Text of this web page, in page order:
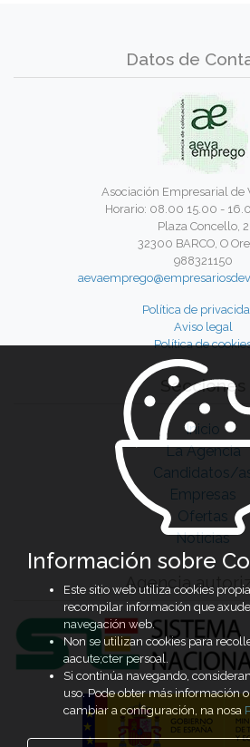
Datos de
Asociación Empresarial de
Horario: 08.00 15.00 -
Plaza Concello, 2
32300 BARCO, O
988321150
Política de
Aviso legal
Política de
Secciones
Inicio
La Agencia
Candidatos/
Empresas
Ofertas
Noticias
Agencia
Información sobre
Este sitio web utiliza cookies
recompilar información que
navegación web.
Non se utilizan cookies para
aacute;cter persoal.
Si continúa navegando,
uso. Pode obter más información
cambiar a configuración, na nosa